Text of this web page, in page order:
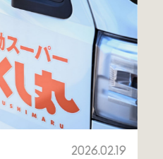
2026.02.19